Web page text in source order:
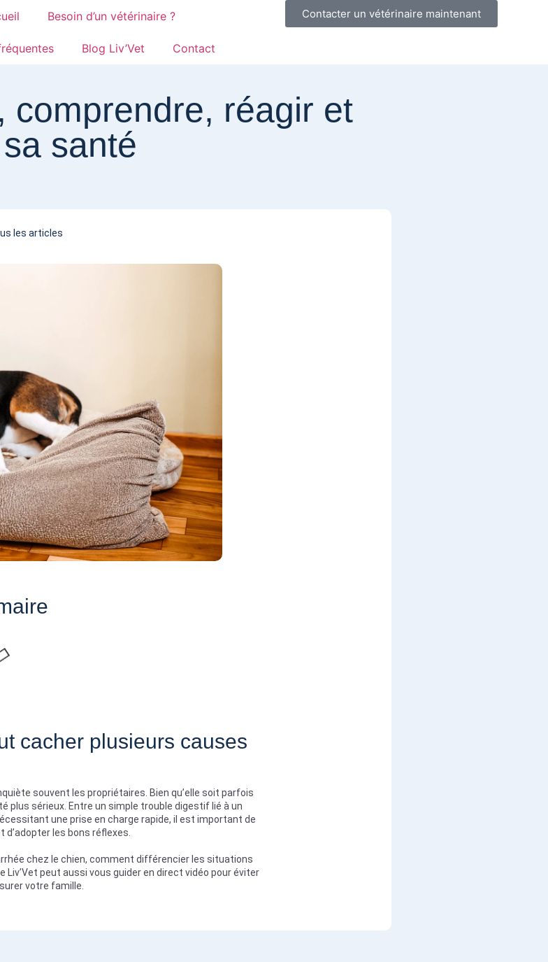
Besoin d’un vétérinaire ?
Blog Liv’Vet Contact
Contacter un vétérinaire maintenant
comprendre, réagir et
santé
les articles
cacher plusieurs causes
souvent les propriétaires. Bien qu’elle soit parfois
plus sérieux. Entre un simple trouble digestif lié à un
une prise en charge rapide, il est important de
les bons réflexes.
chez le chien, comment différencier les situations
peut aussi vous guider en direct vidéo pour éviter
votre famille.